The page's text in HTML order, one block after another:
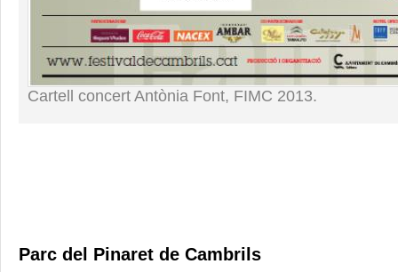
Cartell concert Antònia Font, FIMC 2013.
Parc del Pinaret de Cambrils